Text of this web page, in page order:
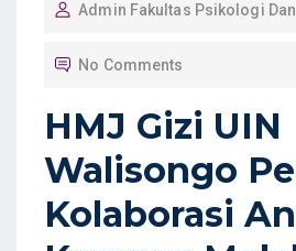
S
D
O
N
Admin Fakultas Psikologi
No Comments
HMJ Gizi UIN
Walisongo
Kolaborasi